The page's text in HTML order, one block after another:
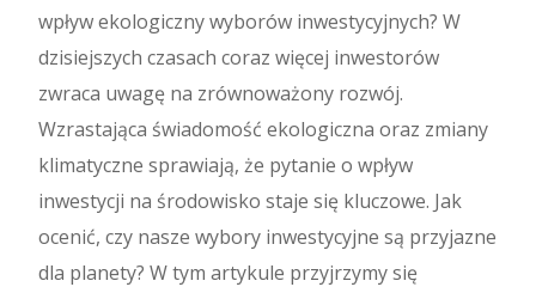
wpływ ekologiczny wyborów inwestycyjnych? W
dzisiejszych czasach coraz więcej inwestorów
zwraca uwagę na zrównoważony rozwój.
Wzrastająca świadomość ekologiczna oraz zmiany
klimatyczne sprawiają, że pytanie o wpływ
inwestycji na środowisko staje się kluczowe. Jak
ocenić, czy nasze wybory inwestycyjne są przyjazne
dla planety? W tym artykule przyjrzymy się